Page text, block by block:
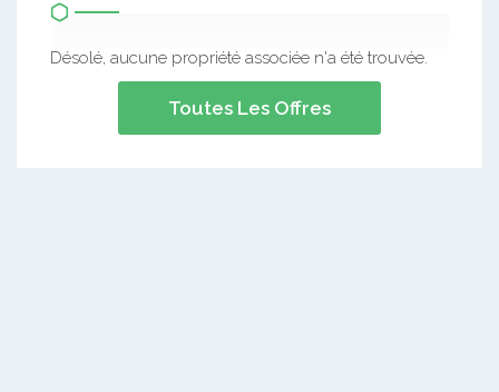
Désolé, aucune propriété associée n'a été trouvée.
Toutes Les Offres